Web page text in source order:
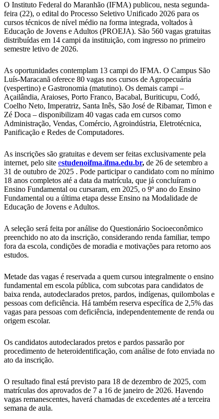
O Instituto Federal do Maranhão (IFMA) publicou, nesta segunda-
feira (22), o edital do Processo Seletivo Unificado 2026 para os
cursos técnicos de nível médio na forma integrada, voltados à
Educação de Jovens e Adultos (PROEJA). São 560 vagas gratuitas
distribuídas em 14 campi da instituição, com ingresso no primeiro
semestre letivo de 2026.
As oportunidades contemplam 13 campi do IFMA. O Campus São
Luís-Maracanã oferece 80 vagas nos cursos de Agropecuária
(vespertino) e Gastronomia (matutino). Os demais campi –
Açailândia, Araioses, Porto Franco, Bacabal, Buriticupu, Codó,
Coelho Neto, Imperatriz, Santa Inês, São José de Ribamar, Timon e
Zé Doca – disponibilizam 40 vagas cada em cursos como
Administração, Vendas, Comércio, Agroindústria, Eletrotécnica,
Panificação e Redes de Computadores.
As inscrições são gratuitas e devem ser feitas exclusivamente pela
internet, pelo site estudenoifma.ifma.edu.br, de 26 de setembro a
31 de outubro de 2025 . Pode participar o candidato com no mínimo
18 anos completos até a data da matrícula, que já concluíram o
Ensino Fundamental ou cursaram, em 2025, o 9º ano do Ensino
Fundamental ou a última etapa desse Ensino na Modalidade de
Educação de Jovens e Adultos.
A seleção será feita por análise do Questionário Socioeconômico
preenchido no ato da inscrição, considerando renda familiar, tempo
fora da escola, condições de moradia e motivações para retorno aos
estudos.
Metade das vagas é reservada a quem cursou integralmente o ensino
fundamental em escola pública, com subcotas para candidatos de
baixa renda, autodeclarados pretos, pardos, indígenas, quilombolas e
pessoas com deficiência. Há também reserva específica de 2,5% das
vagas para pessoas com deficiência, independentemente de renda ou
origem escolar.
Os candidatos autodeclarados pretos e pardos passarão por
procedimento de heteroidentificação, com análise de foto enviada no
ato da inscrição.
O resultado final está previsto para 18 de dezembro de 2025, com
matrículas dos aprovados de 7 a 16 de janeiro de 2026. Havendo
vagas remanescentes, haverá chamadas de excedentes até a terceira
semana de aula.